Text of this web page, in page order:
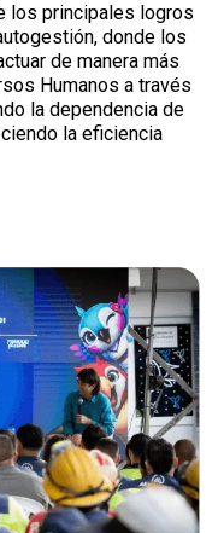
los principales logros
donde los
de manera más
Humanos a través
la dependencia de
la eficiencia